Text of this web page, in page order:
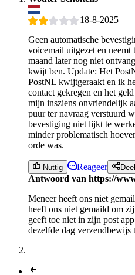
18-8-2025
Geen automatische
voicemail uitgezet en neemt
maand later nog niet
kwijt ben. Update: Het
PostNL kwijtgeraakt en ik
contact gekregen en het
mijn insziens onvriendelijk
puur ter navraag verstuurd
bevestiging niet lijkt te
minder problematisch
orde was.
Nuttig Reageer Deel
Antwoord van https://
Meneer heeft ons niet
heeft ons niet gemaild om
geeft toe niet in zijn post
dezelfde dag verzendbewijs